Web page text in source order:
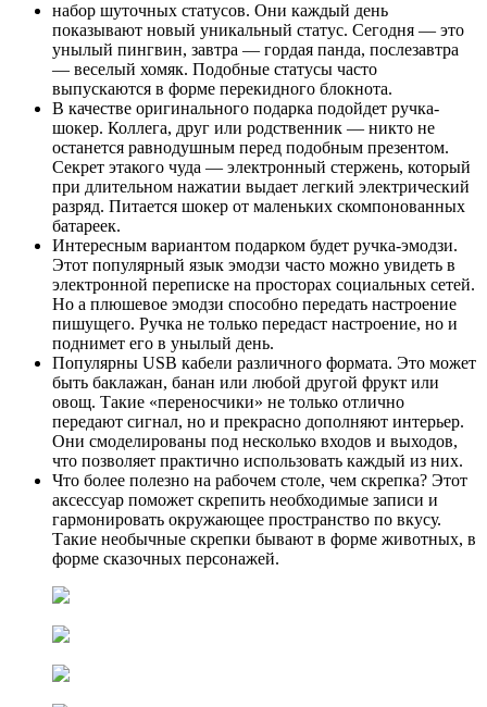
набор шуточных статусов. Они каждый день
показывают новый уникальный статус. Сегодня — это
унылый пингвин, завтра — гордая панда, послезавтра
— веселый хомяк. Подобные статусы часто
выпускаются в форме перекидного блокнота.
В качестве оригинального подарка подойдет ручка-
шокер. Коллега, друг или родственник — никто не
останется равнодушным перед подобным презентом.
Секрет этакого чуда — электронный стержень, который
при длительном нажатии выдает легкий электрический
разряд. Питается шокер от маленьких скомпонованных
батареек.
Интересным вариантом подарком будет ручка-эмодзи.
Этот популярный язык эмодзи часто можно увидеть в
электронной переписке на просторах социальных сетей.
Но а плюшевое эмодзи способно передать настроение
пишущего. Ручка не только передаст настроение, но и
поднимет его в унылый день.
Популярны USB кабели различного формата. Это может
быть баклажан, банан или любой другой фрукт или
овощ. Такие «переносчики» не только отлично
передают сигнал, но и прекрасно дополняют интерьер.
Они смоделированы под несколько входов и выходов,
что позволяет практично использовать каждый из них.
Что более полезно на рабочем столе, чем скрепка? Этот
аксессуар поможет скрепить необходимые записи и
гармонировать окружающее пространство по вкусу.
Такие необычные скрепки бывают в форме животных, в
форме сказочных персонажей.